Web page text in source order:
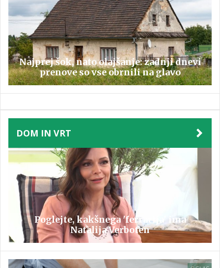
Najprej šok, nato olajšanje: zadnji dnevi
prenove so vse obrnili na glavo
DOM IN VRT
Poglejte, kakšnega 'ferrarija' ima
Natalija Verboten